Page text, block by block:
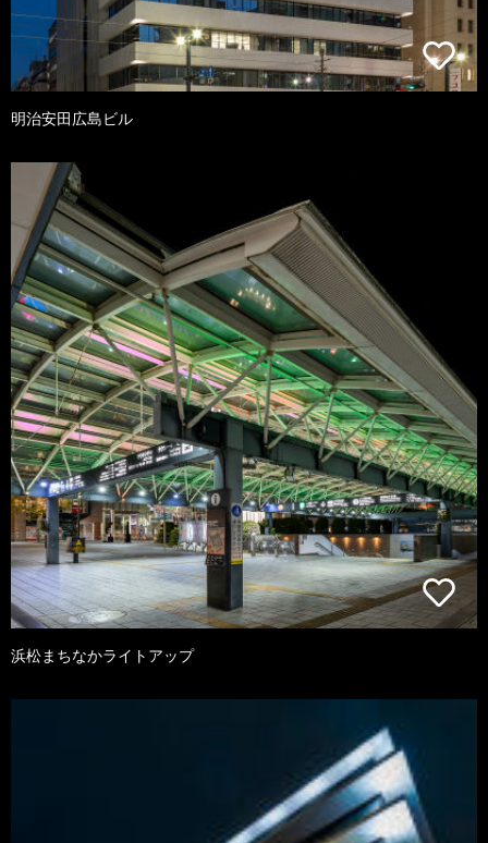
明治安田広島ビル
浜松まちなかライトアップ